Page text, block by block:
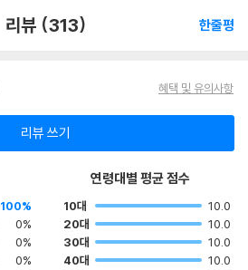
리뷰 (313) 한줄평
혜택 및 유의사항
리뷰 쓰기
100%
0%
0%
0%
연령대별 평균 점수
10대
10.0
20대
10.0
30대
10.0
40대
10.0